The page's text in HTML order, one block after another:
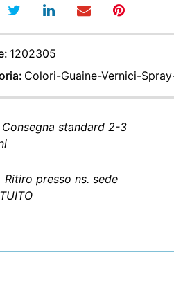
1202305
Colori-Guaine-Vernici-
Consegna standard 2-3
Ritiro presso ns. sede